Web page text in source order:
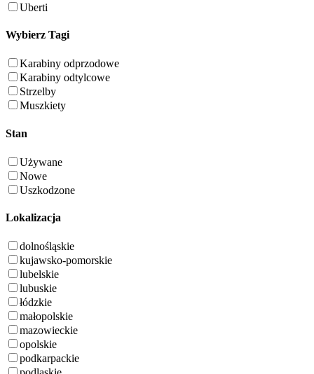
Uberti
Wybierz Tagi
Karabiny odprzodowe
Karabiny odtylcowe
Strzelby
Muszkiety
Stan
Używane
Nowe
Uszkodzone
Lokalizacja
dolnośląskie
kujawsko-pomorskie
lubelskie
lubuskie
łódzkie
małopolskie
mazowieckie
opolskie
podkarpackie